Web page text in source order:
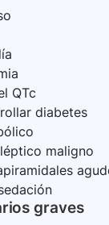
QTc
diabetes
maligno
graves